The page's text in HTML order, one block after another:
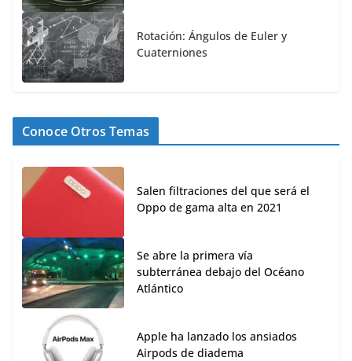
Rotación: Ángulos de Euler y
Cuaterniones
Conoce Otros Temas
Salen filtraciones del que será el
Oppo de gama alta en 2021
Se abre la primera vía
subterránea debajo del Océano
Atlántico
Apple ha lanzado los ansiados
Airpods de diadema